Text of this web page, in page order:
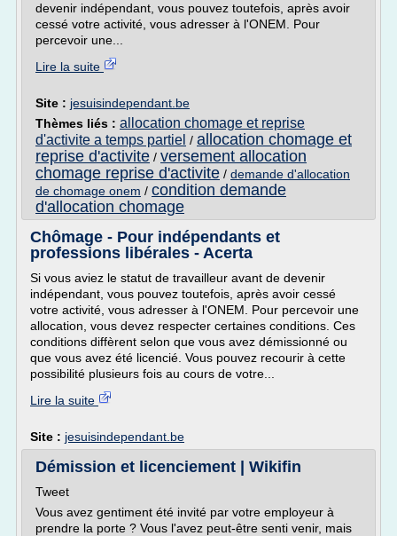
devenir indépendant, vous pouvez toutefois, après avoir
cessé votre activité, vous adresser à l'ONEM. Pour
percevoir une...
Lire la suite
Site : jesuisindependant.be
Thèmes liés : allocation chomage et reprise
d'activite a temps partiel / allocation chomage et
reprise d'activite / versement allocation
chomage reprise d'activite / demande d'allocation
de chomage onem / condition demande
d'allocation chomage
Chômage - Pour indépendants et
professions libérales - Acerta
Si vous aviez le statut de travailleur avant de devenir
indépendant, vous pouvez toutefois, après avoir cessé
votre activité, vous adresser à l'ONEM. Pour percevoir une
allocation, vous devez respecter certaines conditions. Ces
conditions diffèrent selon que vous avez démissionné ou
que vous avez été licencié. Vous pouvez recourir à cette
possibilité plusieurs fois au cours de votre...
Lire la suite
Site : jesuisindependant.be
Démission et licenciement | Wikifin
Tweet
Vous avez gentiment été invité par votre employeur à
prendre la porte ? Vous l'avez peut-être senti venir, mais